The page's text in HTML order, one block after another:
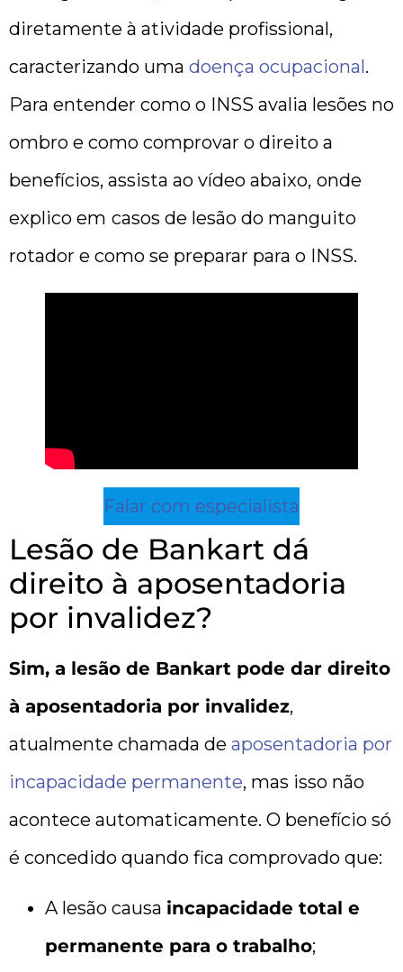
diretamente à atividade profissional,
caracterizando uma doença ocupacional.
Para entender como o INSS avalia lesões no
ombro e como comprovar o direito a
benefícios, assista ao vídeo abaixo, onde
explico em casos de lesão do manguito
rotador e como se preparar para o INSS.
Falar com especialista
Lesão de Bankart dá
direito à aposentadoria
por invalidez?
Sim, a lesão de Bankart pode dar direito
à aposentadoria por invalidez,
atualmente chamada de aposentadoria por
incapacidade permanente, mas isso não
acontece automaticamente. O benefício só
é concedido quando fica comprovado que:
A lesão causa incapacidade total e
permanente para o trabalho;